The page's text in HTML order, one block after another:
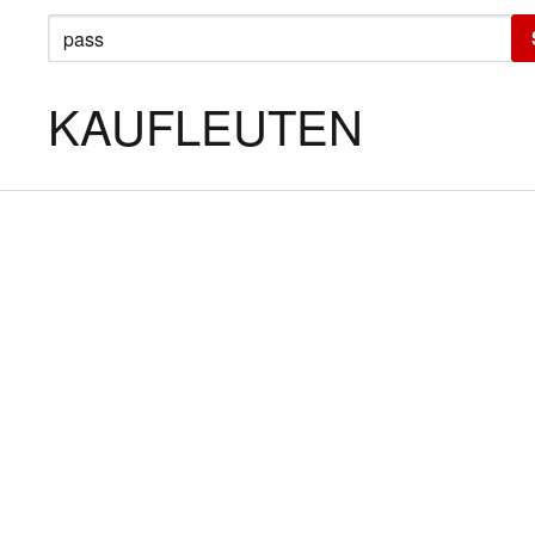
NACH:
KAUFLEUTEN